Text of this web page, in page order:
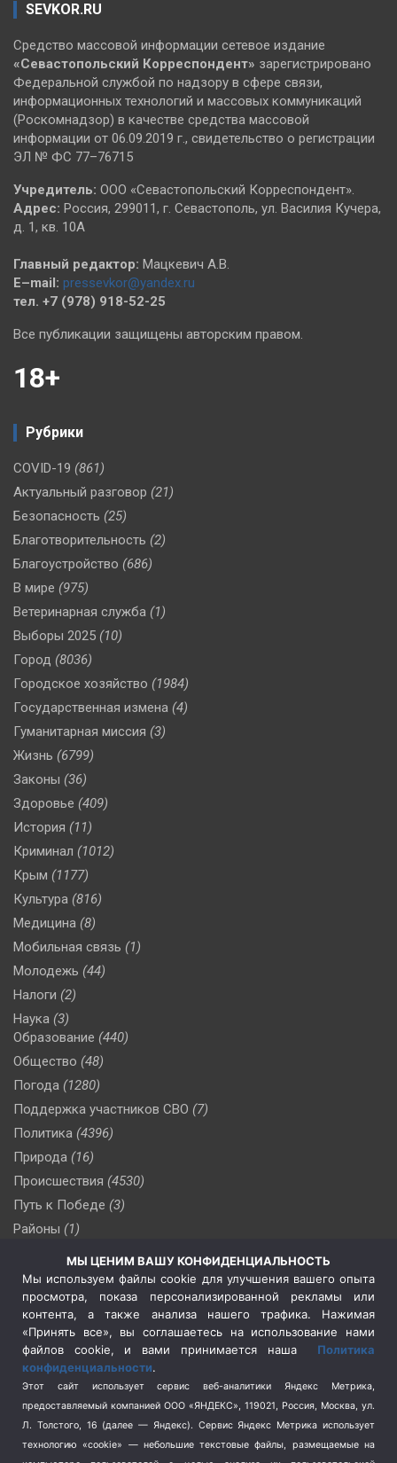
SEVKOR.RU
Средство массовой информации сетевое издание
«Севастопольский Корреспондент» зарегистрировано
Федеральной службой по надзору в сфере связи,
информационных технологий и массовых коммуникаций
(Роскомнадзор) в качестве средства массовой
информации от 06.09.2019 г., свидетельство о регистрации
ЭЛ № ФС 77–76715
Учредитель: ООО «Севастопольский Корреспондент».
Адрес: Россия, 299011, г. Севастополь, ул. Василия Кучера,
д. 1, кв. 10А
Главный редактор: Мацкевич А.В.
E–mail: pressevkor@yandex.ru
тел. +7 (978) 918-52-25
Все публикации защищены авторским правом.
18+
Рубрики
COVID-19 (861)
Актуальный разговор (21)
Безопасность (25)
Благотворительность (2)
Благоустройство (686)
В мире (975)
Ветеринарная служба (1)
Выборы 2025 (10)
Город (8036)
Городское хозяйство (1984)
Государственная измена (4)
Гуманитарная миссия (3)
Жизнь (6799)
Законы (36)
Здоровье (409)
История (11)
Криминал (1012)
Крым (1177)
Культура (816)
Медицина (8)
Мобильная связь (1)
Молодежь (44)
Налоги (2)
Наука (3)
Образование (440)
Общество (48)
Погода (1280)
Поддержка участников СВО (7)
Политика (4396)
Природа (16)
Происшествия (4530)
Путь к Победе (3)
Районы (1)
(510)
Сельское хозяйство (3)
Социальная политика
(3)
Спецоперация в Украине
Спецоперация на Украине
(404)
Спорт (740)
Терроризм (1)
Транспорт (262)
МЫ ЦЕНИМ ВАШУ КОНФИДЕНЦИАЛЬНОСТЬ
Мы используем файлы cookie для улучшения вашего опыта
просмотра, показа персонализированной рекламы или
контента, а также анализа нашего трафика. Нажимая
«Принять все», вы соглашаетесь на использование нами
файлов cookie, и вами принимается наша Политика
конфиденциальности.
Этот сайт использует сервис веб-аналитики Яндекс Метрика,
предоставляемый компанией ООО «ЯНДЕКС», 119021, Россия, Москва, ул.
Л. Толстого, 16 (далее — Яндекс). Сервис Яндекс Метрика использует
технологию «cookie» — небольшие текстовые файлы, размещаемые на